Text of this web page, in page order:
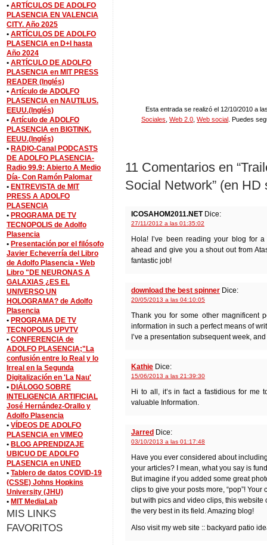
Esta entrada se realizó el 12/10/2010 a
Sociales Web 2.0 Web social . Puedes
11 Comentarios en
Social Network” (en HD
ICOSAHOM2011.NETDice:
27/11/2012 a las 01:35:02
Hola! I’ve been reading your blog for
ahead and give you a shout out from
fantastic job!
download the best spinner Dice:
20/05/2013 a las 04:10:05
Thank you for some other magnificent
information in such a perfect means of
I’ve a presentation subsequent week,
Kathie Dice:
15/06/2013 a las 21:39:30
Hi to all, it’s in fact a fastidious for me
valuable Information.
Jarred Dice:
03/10/2013 a las 01:17:48
Have you ever considered about
your articles? I mean, what you say is
But imagine if you added some great
clips to give your posts more, “pop”! Your
but with pics and video clips, this website
the very best in its field. Amazing blog!
Also visit my web site :: backyard patio
• ARTÍCULOS DE ADOLFO
PLASENCIA EN VALENCIA
CITY. Año 2025
• ARTÍCULOS DE ADOLFO
PLASENCIA en D+I hasta
Año 2024
• ARTÍCULO DE ADOLFO
PLASENCIA en MIT PRESS
READER (Inglés)
• Artículo de ADOLFO
PLASENCIA en NAUTILUS.
EEUU.(Inglés)
• Artículo de ADOLFO
PLASENCIA en BIGTINK.
EEUU.(Inglés)
• RADIO-Canal PODCASTS
DE ADOLFO PLASENCIA-
Radio 99.9: Abierto A Medio
Día- Con Ramón Palomar
• ENTREVISTA de MIT
PRESS A ADOLFO
PLASENCIA
• PROGRAMA DE TV
TECNOPOLIS de Adolfo
Plasencia
• Presentación por el filósofo
Javier Echeverría del Libro
de Adolfo Plasencia • Web
Libro "DE NEURONAS A
GALAXIAS ¿ES EL
UNIVERSO UN
HOLOGRAMA? de Adolfo
Plasencia
• PROGRAMA DE TV
TECNOPOLIS UPVTV
• CONFERENCIA de
ADOLFO PLASENCIA;"La
confusión entre lo Real y lo
Irreal en la Segunda
Digitalización en 'La Nau'
• DIÁLOGO SOBRE
INTELIGENCIA ARTIFICIAL
José Hernández-Orallo y
Adolfo Plasencia
• VÍDEOS DE ADOLFO
PLASENCIA en VIMEO
• BLOG APRENDIZAJE
UBICUO DE ADOLFO
PLASENCIA en UNED
• Tablero de datos COVID-19
(CSSE) Johns Hopkins
University (JHU)
• MIT MediaLab
MIS LINKS
FAVORITOS